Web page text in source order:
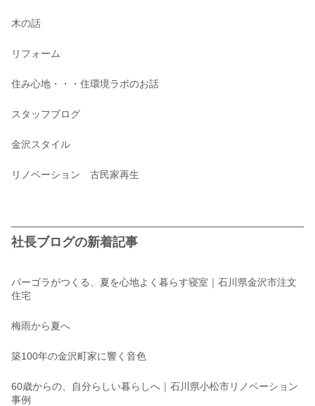
木の話
リフォーム
住み心地・・・住環境ラボのお話
スタッフブログ
金沢スタイル
リノベーション 古民家再生
社長ブログの新着記事
パーゴラがつくる、夏を心地よく暮らす寝室｜石川県金沢市注文
住宅
梅雨から夏へ
築100年の金沢町家に響く音色
60歳からの、自分らしい暮らしへ｜石川県小松市リノベーション
事例